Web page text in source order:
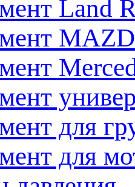
Land
для
для